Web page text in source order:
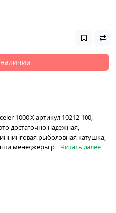
1000 X артикул 10212-100,
достаточно надежная,
рыболовная катушка,
менеджеры р... Читать далее...